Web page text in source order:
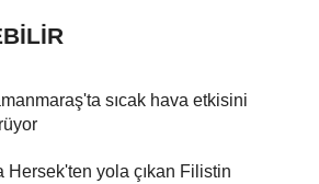
sıcak hava etkisini
Hersek'ten yola çıkan Filistin